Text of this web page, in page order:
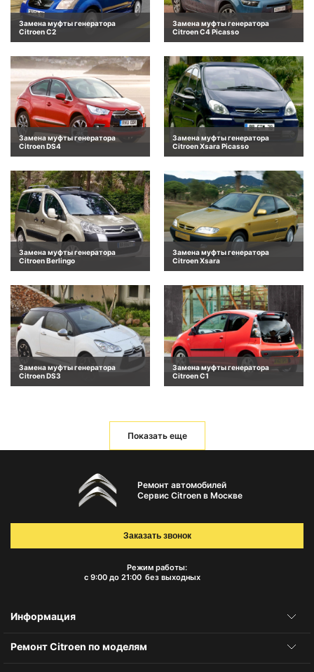
Замена муфты генератора
Citroen C2
Замена муфты генератора
Citroen C4 Picasso
Замена муфты генератора
Citroen DS4
Замена муфты генератора
Citroen Xsara Picasso
Замена муфты генератора
Citroen Berlingo
Замена муфты генератора
Citroen Xsara
Замена муфты генератора
Citroen DS3
Замена муфты генератора
Citroen C1
Показать еще
Ремонт автомобилей
Сервис Citroen в Москве
Режим работы:
с 9:00 до 21:00 без выходных
Заказать звонок
Информация
Ремонт Citroen по моделям